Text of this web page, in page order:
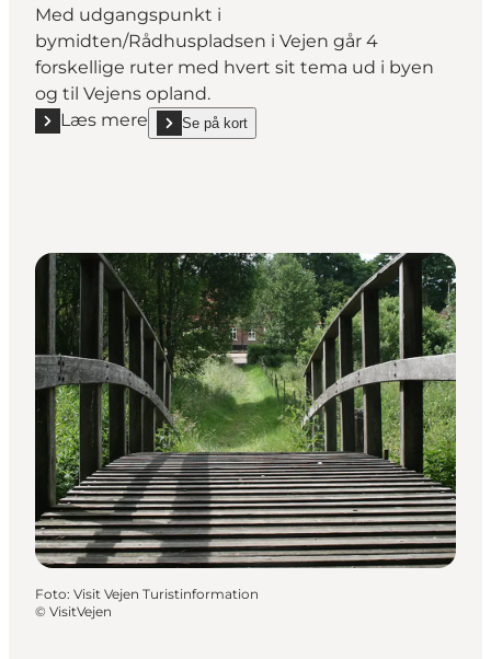
Med udgangspunkt i
bymidten/Rådhuspladsen i Vejen går 4
forskellige ruter med hvert sit tema ud i byen
og til Vejens opland.
Læs mere
Læs mere "Kløverstierne i Vejen"
Se på kort
show Kløverstierne i Vejen on_map
Foto: Visit Vejen Turistinformation
© VisitVejen